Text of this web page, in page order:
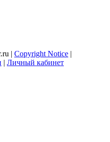
| Copyright Notice |
| Личный кабинет